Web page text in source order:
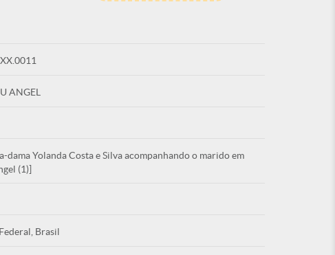
ANGEL
Yolanda Costa e Silva acompanhando o marido em
(1)]
Brasil